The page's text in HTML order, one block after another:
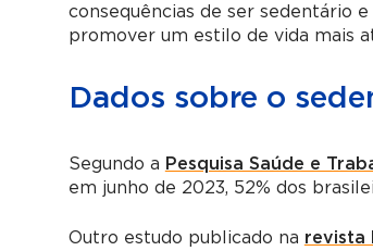
consequências de ser sedentário
promover um estilo de vida mais
Dados sobre o
Segundo a Pesquisa Saúde e
em junho de 2023, 52% dos
Outro estudo publicado na revista